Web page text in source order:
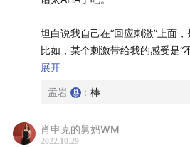
坦白说我自己在“回应刺激”上面
比如，某个刺激带给我的感受是“
就是“逃离”。但那么一冲动做的
何回应，似乎可以“停顿”一下，
展开
孟岩 : 棒
肖申克的舅妈WM
2022.10.29